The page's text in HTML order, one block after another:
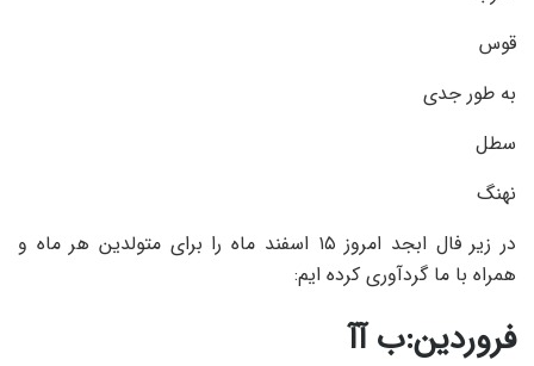
قوس
به طور جدی
سطل
نهنگ
در زیر فال ابجد امروز ۱۵ اسفند ماه را برای متولدین هر ماه و
همراه با ما گردآوری کرده ایم:
فروردین:ب آآ